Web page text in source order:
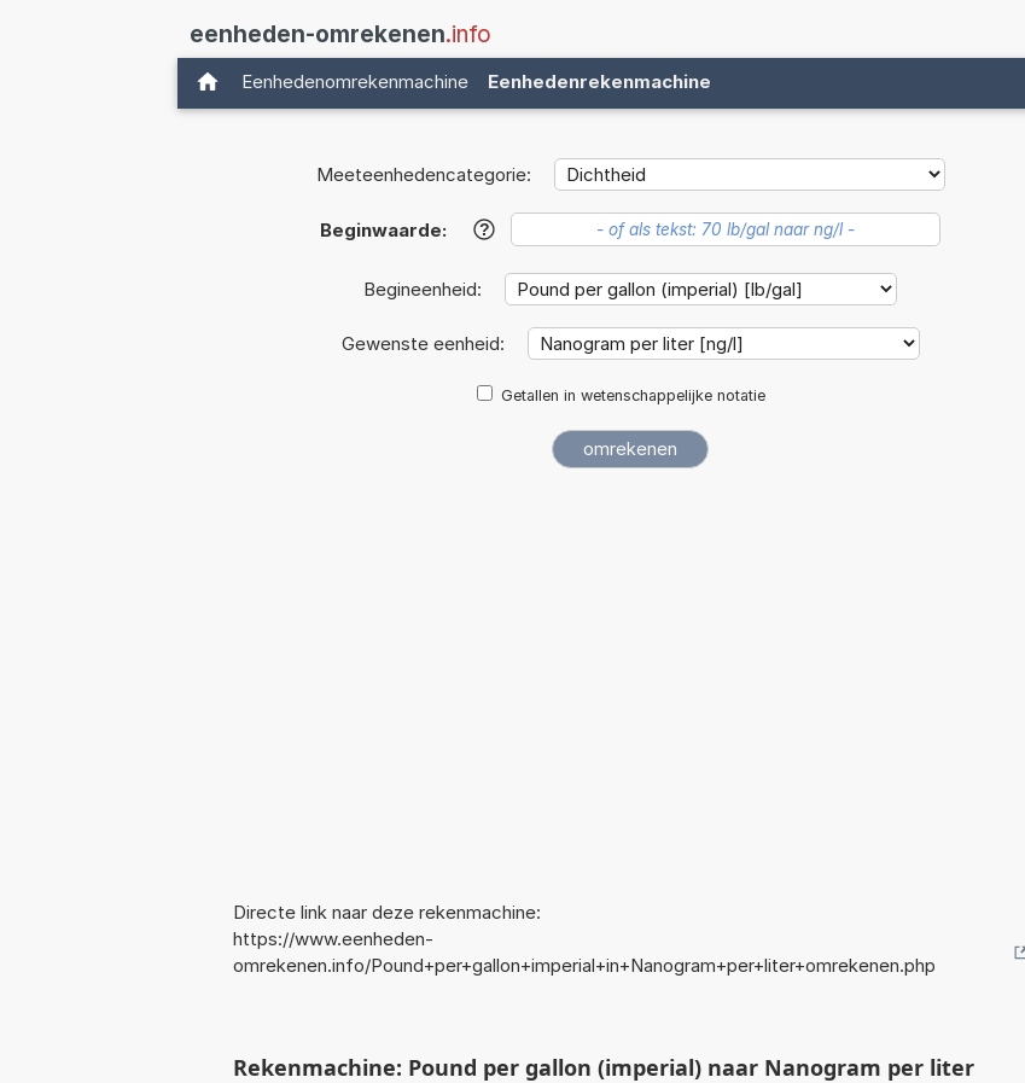
eenheden-omrekenen.info
Eenhedenomrekenmachine Eenhedenrekenmachine
Meeteenhedencategorie:
Beginwaarde: ?
Begineenheid:
Gewenste eenheid:
Getallen in wetenschappelijke notatie
Directe link naar deze rekenmachine:
https://www.eenheden-
omrekenen.info/Pound+per+gallon+imperial+in+Nanogram+per+liter+omrekenen.php
Rekenmachine: Pound per gallon (imperial) naar Nanogram per liter